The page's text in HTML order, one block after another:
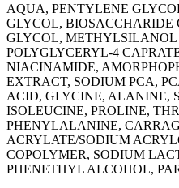
AQUA, PENTYLENE
GLYCOL, BIOSACCHARIDE
GLYCOL,
POLYGLYCERYL-4
NIACINAMIDE,
EXTRACT, SODIUM PCA,
ACID, GLYCINE, ALANINE,
ISOLEUCINE, PROLINE,
PHENYLALANINE,
ACRYLATE/SODIUM
COPOLYMER, SODIUM
PHENETHYL ALCOHOL,